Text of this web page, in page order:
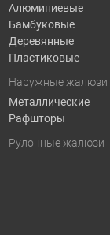
Алюминиевые
Бамбуковые
Деревянные
Пластиковые
Наружные жалюзи
Металлические
Рафшторы
Рулонные жалюзи